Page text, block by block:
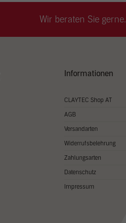
Wir beraten Sie gerne.
Informationen
CLAYTEC Shop AT
AGB
Versandarten
Widerrufsbelehrung
Zahlungsarten
Datenschutz
Impressum